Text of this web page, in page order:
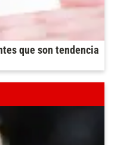
que son tendencia